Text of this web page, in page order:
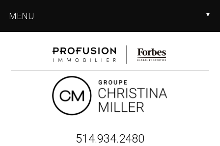
MENU ▼
514.934.2480